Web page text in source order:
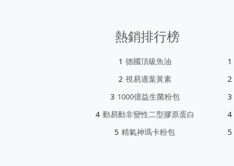
熱銷排行榜
德國頂級魚油
視易適葉黃素
1000億益生菌粉包
動易動非變性二型膠原蛋白
精氣神瑪卡粉包